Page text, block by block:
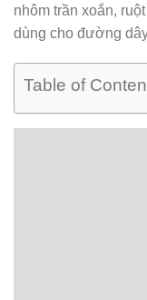
nhôm trần xoắn,
dùng cho đường
Table of